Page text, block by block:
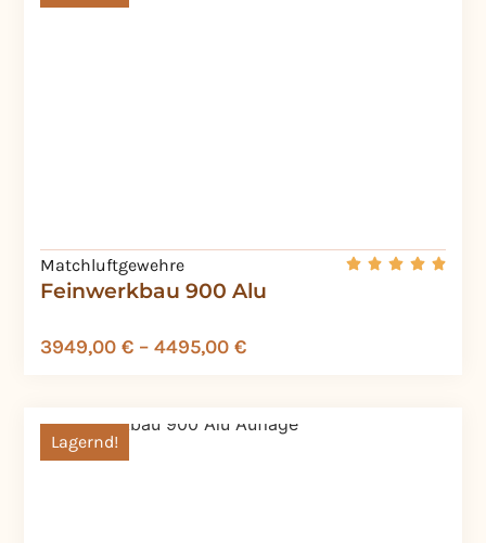
Feinwerkbau 900 Alu
Matchluftgewehre
3949,00 € – 4495,00 €
Lagernd!